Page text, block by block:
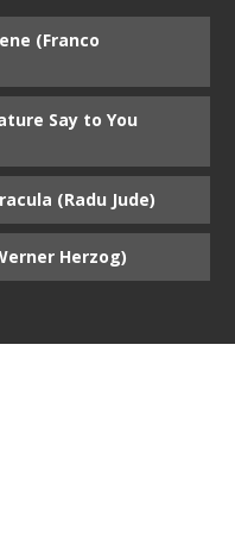
(Franco
Say to You
(Radu Jude)
Herzog)